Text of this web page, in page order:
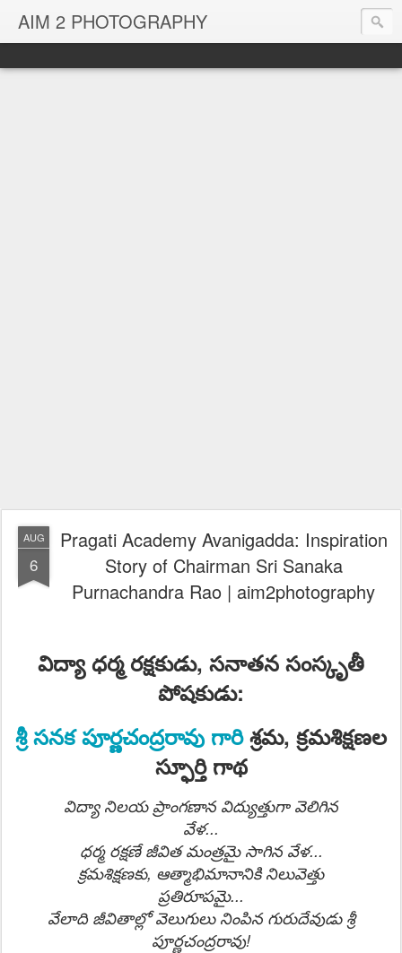
AIM 2 PHOTOGRAPHY
AUG
6
Pragati Academy Avanigadda: Inspiration
Story of Chairman Sri Sanaka
Purnachandra Rao | aim2photography
విద్యా ధర్మ రక్షకుడు, సనాతన సంస్కృతీ
పోషకుడు:
శ్రీసనకపూర్ణచంద్రరావు గారిశ్రమ, క్రమశిక్షణల
స్ఫూర్తి గాథ
విద్యా నిలయ ప్రాంగణాన విద్యుత్తుగా వెలిగిన
వేళ...
ధర్మ రక్షణే జీవిత మంత్రమై సాగిన వేళ...
క్రమశిక్షణకు, ఆత్మాభిమానానికి నిలువెత్తు
ప్రతిరూపమై...
వేలాది జీవితాల్లో వెలుగులు నింపిన గురుదేవుడు శ్రీ
పూర్ణచంద్రరావు!